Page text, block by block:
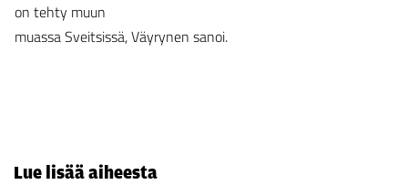
on tehty muun
muassa Sveitsissä, Väyrynen sanoi.
Lue lisää aiheesta